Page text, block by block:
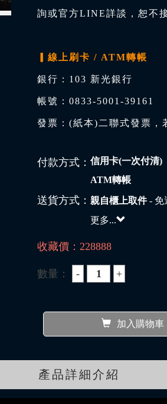
詢或官方LINE詳談，恕不
▎線上刷卡 / ATM轉帳
銀行：103 新光銀行
帳號：0833-5001-39161
發票：(紙本)二聯式發票，
付款方式：信用卡(一次付清)
ATM轉帳
送貨方式：親自櫃上取件- 免
更多...
收藏價： 228888
數量：
加入購物車
產品詳細介紹